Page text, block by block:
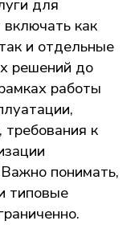
для
как
и отдельные
решений до
работы
к
понимать,
типовые